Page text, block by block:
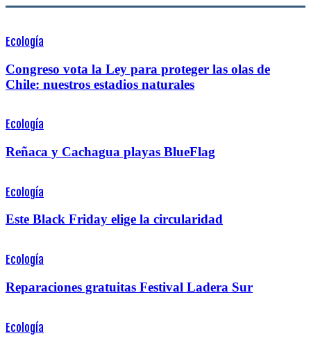
Ecología
Congreso vota la Ley para proteger las olas de
Chile: nuestros estadios naturales
Ecología
Reñaca y Cachagua playas BlueFlag
Ecología
Este Black Friday elige la circularidad
Ecología
Reparaciones gratuitas Festival Ladera Sur
Ecología